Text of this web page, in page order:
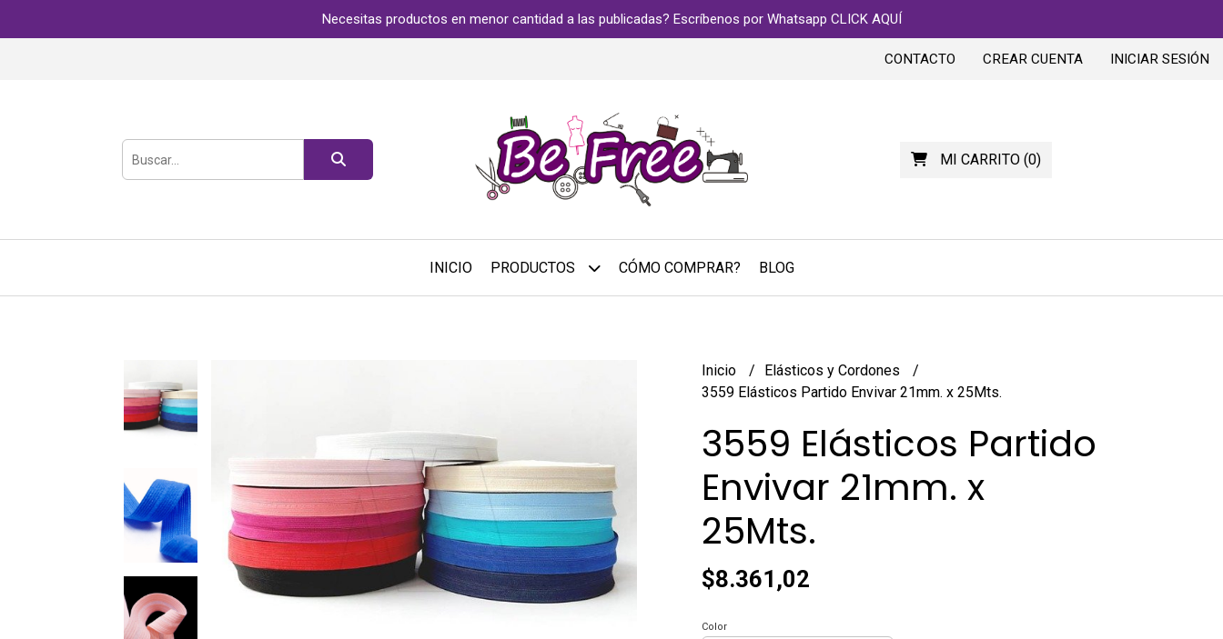
Necesitas productos en menor cantidad a las publicadas? Escríbenos por Whatsapp CLICK AQUÍ
CONTACTO CREAR CUENTA INICIAR SESIÓN
MI CARRITO(0)
INICIO PRODUCTOS CÓMO COMPRAR? BLOG
Inicio
Elásticos y Cordones
3559 Elásticos Partido Envivar 21mm. x 25Mts.
3559 Elásticos Partido
Envivar 21mm. x
25Mts.
$8.361,02
Color